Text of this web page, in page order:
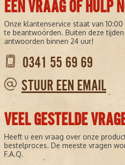
EEN VRAAG OF HULP
Onze klantenservice staat van
te beantwoorden. Buiten deze
antwoorden binnen 24 uur!
0341 55 69 69
STUUR EEN EMAIL
VEEL GESTELDE
Heeft u een vraag over onze
bestelproces. De meeste vragen
F.A.Q.